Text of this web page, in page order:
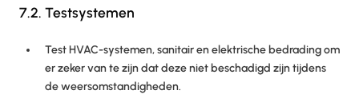
7.2. Testsystemen
Test HVAC-systemen, sanitair en elektrische bedrading om
er zeker van te zijn dat deze niet beschadigd zijn tijdens
de weersomstandigheden.